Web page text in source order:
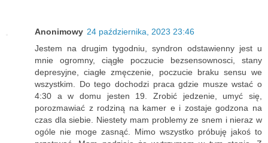
Anonimowy 24 października, 2023 23:46
Jestem na drugim tygodniu, syndron odstawienny jest u
mnie ogromny, ciągłe poczucie bezsensownosci, stany
depresyjne, ciagłe zmęczenie, poczucie braku sensu we
wszystkim. Do tego dochodzi praca gdzie musze wstać o
4:30 a w domu jesten 19. Zrobić jedzenie, umyć się,
porozmawiać z rodziną na kamer e i zostaje godzona na
czas dla siebie. Niestety mam problemy ze snem i nieraz w
ogóle nie moge zasnąć. Mimo wszystko próbuję jakoś to